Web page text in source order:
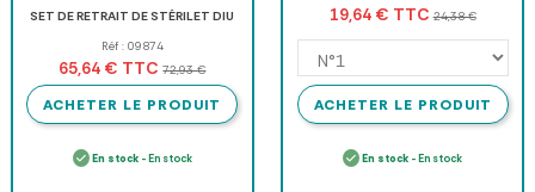
SET DE RETRAIT DE STÉRILET DIU
Réf : 09874
65,64 € TTC 72,93 €
ACHETER LE PRODUIT
En stock- En stock
19,64 € TTC 24,38 €
ACHETER LE PRODUIT
En stock - En stock